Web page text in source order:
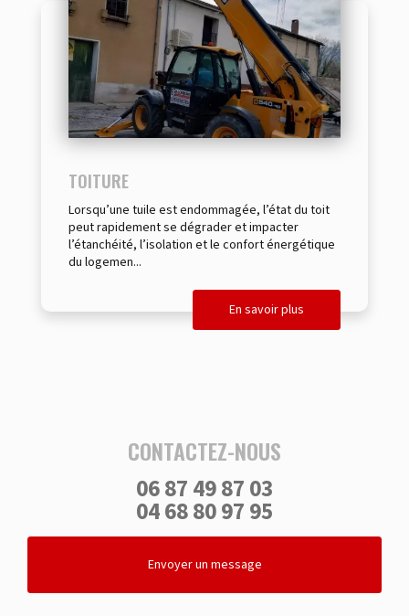
TOITURE
Lorsqu’une tuile est endommagée, l’état du toit
peut rapidement se dégrader et impacter
l’étanchéité, l’isolation et le confort énergétique
du logemen...
En savoir plus
CONTACTEZ-NOUS
06 87 49 87 03
04 68 80 97 95
Envoyer un message